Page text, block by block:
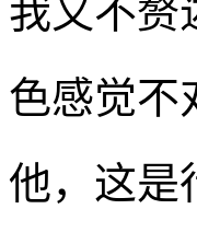
我又不赘
色感觉不
他，这是